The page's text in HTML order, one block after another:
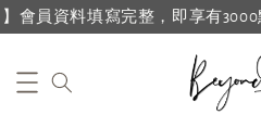
會員資料填寫完整，即享有3000